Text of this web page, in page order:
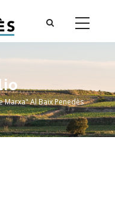
Marxa" Al Baix Penedès